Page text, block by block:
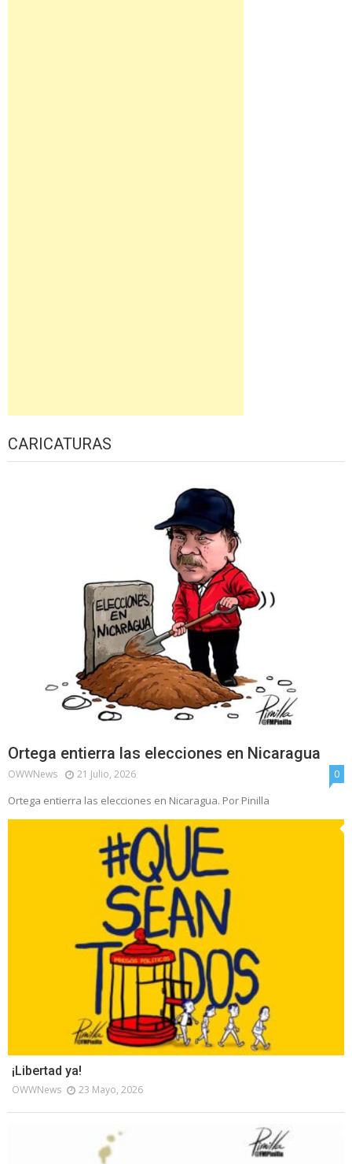
CARICATURAS
Ortega entierra las elecciones en Nicaragua
OWWNews 21 Julio, 2026 0
Ortega entierra las elecciones en Nicaragua. Por Pinilla
¡Libertad ya!
OWWNews 23 Mayo, 2026